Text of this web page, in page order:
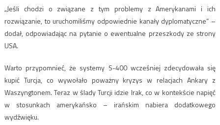
„Jeśli chodzi o związane z tym problemy z Amerykanami i ich
rozwiązanie, to uruchomiliśmy odpowiednie kanały dyplomatyczne” –
dodał, odpowiadając na pytanie o ewentualne przeszkody ze strony
USA.
Warto przypomnieć, że systemy S-400 wcześniej zdecydowała się
kupić Turcja, co wywołało poważny kryzys w relacjach Ankary z
Waszyngtonem. Teraz w ślady Turcji idzie Irak, co w kontekście napięć
w stosunkach amerykańsko – irańskim nabiera dodatkowego
wydźwięku.